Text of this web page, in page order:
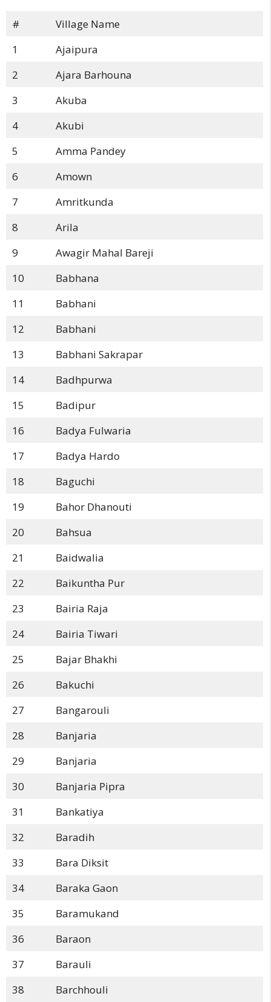
#
Village Name
1
Ajaipura
2
Ajara Barhouna
3
Akuba
4
Akubi
5
Amma Pandey
6
Amown
7
Amritkunda
8
Arila
9
Awagir Mahal Bareji
10
Babhana
11
Babhani
12
Babhani
13
Babhani Sakrapar
14
Badhpurwa
15
Badipur
16
Badya Fulwaria
17
Badya Hardo
18
Baguchi
19
Bahor Dhanouti
20
Bahsua
21
Baidwalia
22
Baikuntha Pur
23
Bairia Raja
24
Bairia Tiwari
25
Bajar Bhakhi
26
Bakuchi
27
Bangarouli
28
Banjaria
29
Banjaria
30
Banjaria Pipra
31
Bankatiya
32
Baradih
33
Bara Diksit
34
Baraka Gaon
35
Baramukand
36
Baraon
37
Barauli
38
Barchhouli